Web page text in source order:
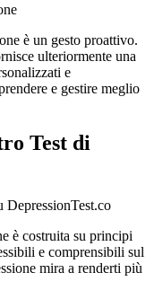
è un gesto proattivo.
ulteriormente una
e
e gestire meglio
Test di
DepressionTest.co
è costruita su principi
e comprensibili sul
mira a renderti più